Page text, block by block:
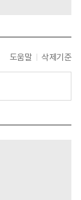
도움말 삭제기준